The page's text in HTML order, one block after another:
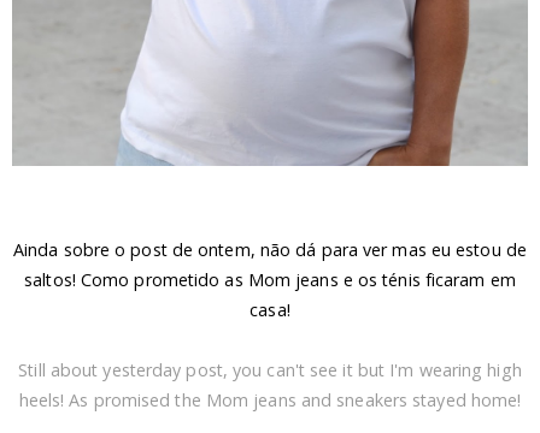
Ainda sobre o post de ontem, não dá para ver mas eu estou de
saltos! Como prometido as Mom jeans e os ténis ficaram em
casa!
Still about yesterday post, you can't see it but I'm wearing high
heels! As promised the Mom jeans and sneakers stayed home!